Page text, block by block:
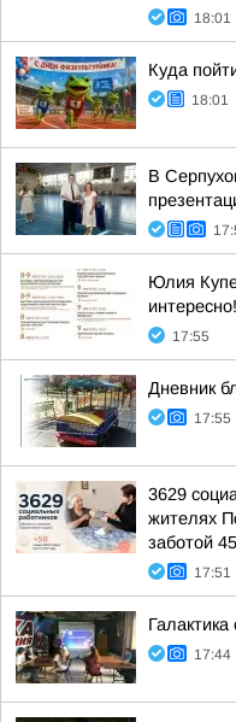
18:01
Куда
18:01
В
Юлия
интересно!
17:55
Дневник
17:55
3629
жителях
заботой
17:51
17:44